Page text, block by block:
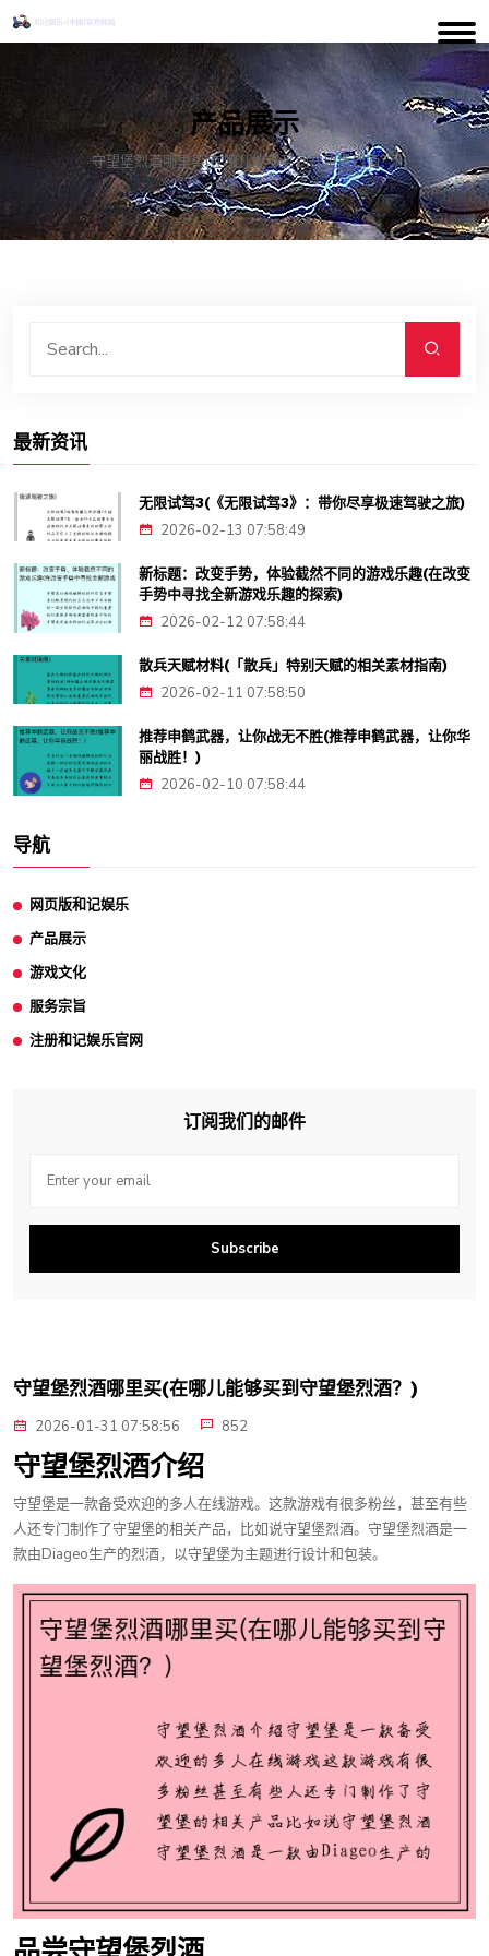
产品展示
守望堡烈酒哪里买(在哪儿能够买到守望堡烈酒？)
最新资讯
无限试驾3(《无限试驾3》：带你尽享极速驾驶之旅)
2026-02-13 07:58:49
新标题：改变手势，体验截然不同的游戏乐趣(在改变
手势中寻找全新游戏乐趣的探索)
2026-02-12 07:58:44
散兵天赋材料(「散兵」特别天赋的相关素材指南)
2026-02-11 07:58:50
推荐申鹤武器，让你战无不胜(推荐申鹤武器，让你华
丽战胜！)
2026-02-10 07:58:44
导航
网页版和记娱乐
产品展示
游戏文化
服务宗旨
注册和记娱乐官网
订阅我们的邮件
Subscribe
守望堡烈酒哪里买(在哪儿能够买到守望堡烈酒？)
2026-01-31 07:58:56 852
守望堡烈酒介绍
守望堡是一款备受欢迎的多人在线游戏。这款游戏有很多粉丝，甚至有些
人还专门制作了守望堡的相关产品，比如说守望堡烈酒。守望堡烈酒是一
款由Diageo生产的烈酒，以守望堡为主题进行设计和包装。